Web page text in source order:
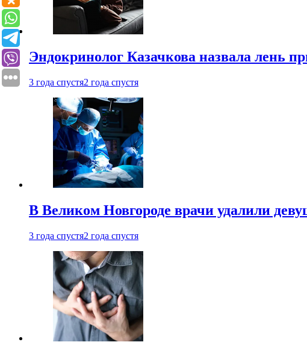
Эндокринолог Казачкова назвала лень
3 года спустя2 года спустя
В Великом Новгороде врачи удалили
3 года спустя2 года спустя